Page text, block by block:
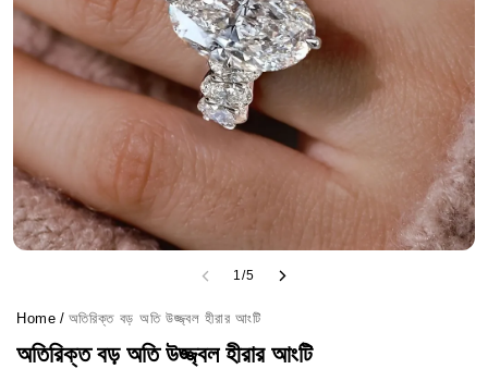
1/5
Home / অতিরিক্ত বড় অতি উজ্জ্বল হীরার আংটি
অতিরিক্ত বড় অতি উজ্জ্বল হীরার আংটি